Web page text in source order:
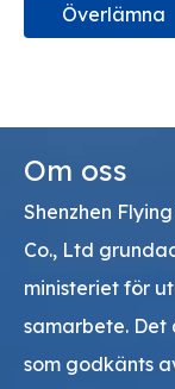
Överlämna
Om oss
Shenzhen
Co., Ltd
ministeriet för
samarbete.
som godkänts